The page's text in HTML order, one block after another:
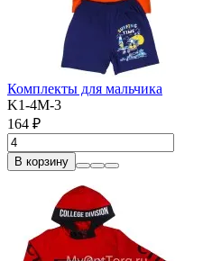
Комплекты для мальчика
K1-4M-3
164 ₽
В корзину